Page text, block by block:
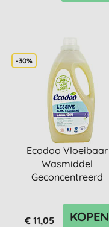
-30%
Ecodoo Vloeibaar
Wasmiddel
Geconcentreerd
wasbeurten)
€ 11,05
KOPEN